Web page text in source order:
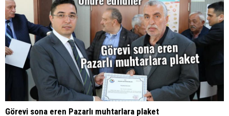
Görevi sona eren Pazarlı muhtarlara plaket